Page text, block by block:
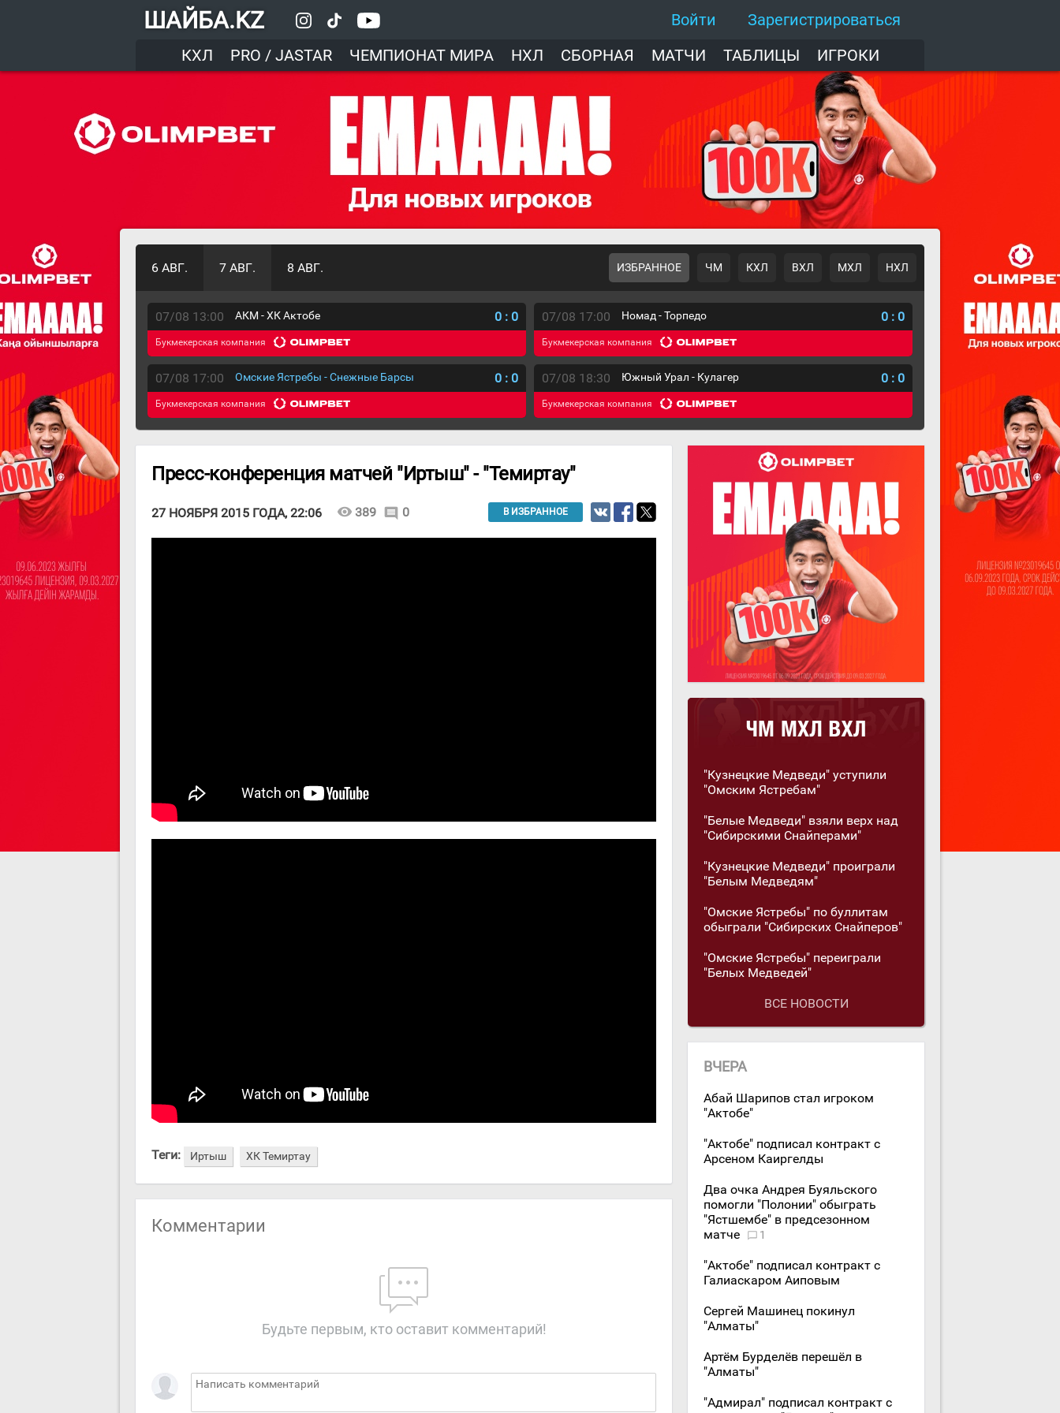
ШАЙБА.KZ Войти
Зарегистрироваться
КХЛ
PRO / JASTAR ЧЕМПИОНАТ МИРА НХЛ СБОРНАЯ МАТЧИ ТАБЛИЦЫ ИГРОКИ
6 АВГ. 7 АВГ. 8 АВГ. ИЗБРАННОЕ ЧМ КХЛ ВХЛ МХЛ НХЛ
07/08 13:00 АКМ - ХК Актобе 0 : 0
Букмекерская компания
07/08 17:00 Номад - Торпедо 0 : 0
Букмекерская компания
07/08 17:00 Омские Ястребы - Снежные Барсы 0 : 0
Букмекерская компания
07/08 18:30 Южный Урал - Кулагер 0 : 0
Букмекерская компания
Пресс-конференция матчей "Иртыш" - "Темиртау"
27 НОЯБРЯ 2015 ГОДА, 22:06 visibility 389 comment 0 В ИЗБРАННОЕ
Теги: Иртыш ХК Темиртау
Комментарии
Будьте первым, кто оставит комментарий!
"Кузнецкие Медведи" уступили
"Омским Ястребам"
"Белые Медведи" взяли верх над
"Сибирскими Снайперами"
"Кузнецкие Медведи" проиграли
"Белым Медведям"
"Омские Ястребы" по буллитам
обыграли "Сибирских Снайперов"
"Омские Ястребы" переиграли
"Белых Медведей"
ВСЕ НОВОСТИ
ВЧЕРА
Абай Шарипов стал игроком
"Актобе"
"Актобе" подписал контракт с
Арсеном Каиргелды
Два очка Андрея Буяльского
помогли "Полонии" обыграть
"Ястшембе" в предсезонном
матче
1
"Актобе" подписал контракт с
Галиаскаром Аиповым
Сергей Машинец покинул
"Алматы"
Артём Бурделёв перешёл в
"Алматы"
"Адмирал" подписал контракт с